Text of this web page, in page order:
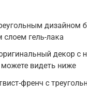
дизайном
гель-лака
декор с
видеть ниже
френч с